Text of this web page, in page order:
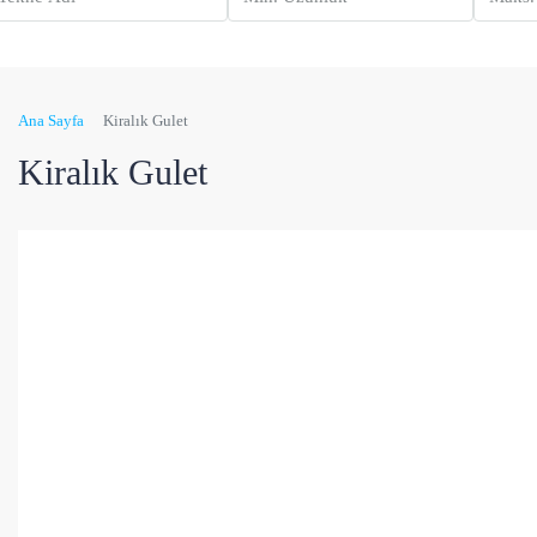
Ana Sayfa Kiralık Gulet
Kiralık Gulet